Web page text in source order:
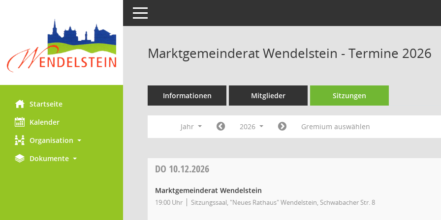
Startseite
Kalender
Organisation
Dokumente
Toggle navigation
Marktgemeinderat Wendelstein - Termine 2026
Informationen Mitglieder Sitzungen
Jahr 2026 Gremium auswählen
DO 10.12.2026
Marktgemeinderat Wendelstein
19:00 Uhr Sitzungssaal, "Neues Rathaus" Wendelstein, Schwabacher Str. 8